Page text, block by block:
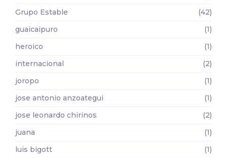
Grupo Estable
(42)
guaicaipuro
(1)
heroico
(1)
internacional
(2)
joropo
(1)
jose antonio anzoategui
(1)
jose leonardo chirinos
(2)
juana
(1)
luis bigott
(1)